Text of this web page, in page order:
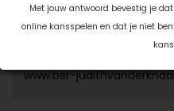
Met jouw antwoord bevestig je
online kansspelen en dat je niet
Dit artikel is tot stand
www.bsr-